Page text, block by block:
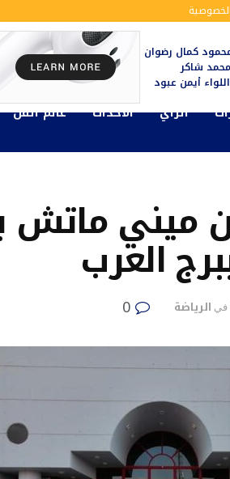
كمال رضوان
محمد شاكر
اللواء أيمن عبود
الرأي الأحداث عالم الفن
ميني ماتش
العرب
في الرياضة